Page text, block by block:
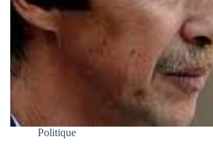
Politique